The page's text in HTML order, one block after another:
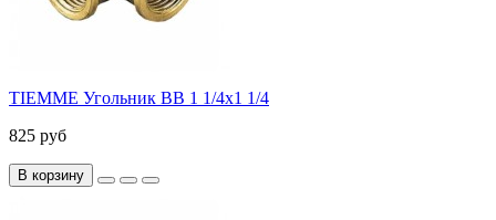
TIEMME Угольник ВВ 1 1/4х1 1/4
825 руб
В корзину